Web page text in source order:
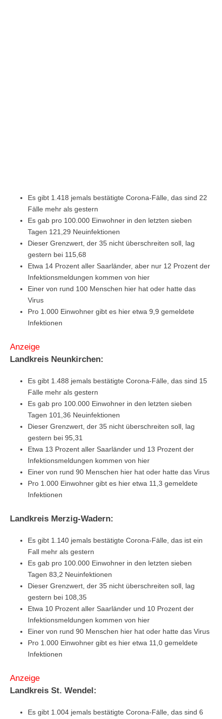
Es gibt 1.418 jemals bestätigte Corona-Fälle, das sind 22
Fälle mehr als gestern
Es gab pro 100.000 Einwohner in den letzten sieben
Tagen 121,29 Neuinfektionen
Dieser Grenzwert, der 35 nicht überschreiten soll, lag
gestern bei 115,68
Etwa 14 Prozent aller Saarländer, aber nur 12 Prozent der
Infektionsmeldungen kommen von hier
Einer von rund 100 Menschen hier hat oder hatte das
Virus
Pro 1.000 Einwohner gibt es hier etwa 9,9 gemeldete
Infektionen
Anzeige
Landkreis Neunkirchen:
Es gibt 1.488 jemals bestätigte Corona-Fälle, das sind 15
Fälle mehr als gestern
Es gab pro 100.000 Einwohner in den letzten sieben
Tagen 101,36 Neuinfektionen
Dieser Grenzwert, der 35 nicht überschreiten soll, lag
gestern bei 95,31
Etwa 13 Prozent aller Saarländer und 13 Prozent der
Infektionsmeldungen kommen von hier
Einer von rund 90 Menschen hier hat oder hatte das Virus
Pro 1.000 Einwohner gibt es hier etwa 11,3 gemeldete
Infektionen
Landkreis Merzig-Wadern:
Es gibt 1.140 jemals bestätigte Corona-Fälle, das ist ein
Fall mehr als gestern
Es gab pro 100.000 Einwohner in den letzten sieben
Tagen 83,2 Neuinfektionen
Dieser Grenzwert, der 35 nicht überschreiten soll, lag
gestern bei 108,35
Etwa 10 Prozent aller Saarländer und 10 Prozent der
Infektionsmeldungen kommen von hier
Einer von rund 90 Menschen hier hat oder hatte das Virus
Pro 1.000 Einwohner gibt es hier etwa 11,0 gemeldete
Infektionen
Anzeige
Landkreis St. Wendel:
Es gibt 1.004 jemals bestätigte Corona-Fälle, das sind 6